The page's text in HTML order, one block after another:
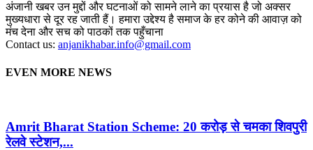
अंजानी खबर उन मुद्दों और घटनाओं को सामने लाने का प्रयास है जो अक्सर
मुख्यधारा से दूर रह जाती हैं। हमारा उद्देश्य है समाज के हर कोने की आवाज़ को
मंच देना और सच को पाठकों तक पहुँचाना
Contact us: anjanikhabar.info@gmail.com
EVEN MORE NEWS
Amrit Bharat Station Scheme: 20 करोड़ से चमका शिवपुरी
रेलवे स्टेशन,...